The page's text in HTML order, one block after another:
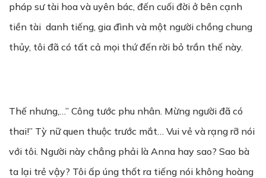
pháp sư tài hoa và uyên bác, đến cuối đời ở bên cạnh
tiền tài danh tiếng, gia đình và một người chồng chung
thủy, tôi đã có tất cả mọi thứ đến rời bỏ trần thế này.
Thế nhưng,…” Công tước phu nhân. Mừng người đã có
thai!” Tỳ nữ quen thuộc trước mắt… Vui vẻ và rạng rỡ nói
với tôi. Người này chẳng phải là Anna hay sao? Sao bà
ta lại trẻ vậy? Tôi ấp úng thốt ra tiếng nói không hoàng